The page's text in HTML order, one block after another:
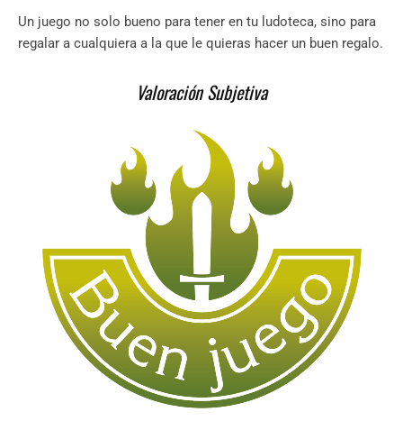
Un juego no solo bueno para tener en tu ludoteca, sino para
regalar a cualquiera a la que le quieras hacer un buen regalo.
Valoración Subjetiva